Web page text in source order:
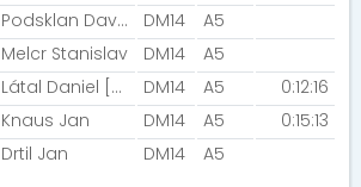
Podsklan David DM14
A5
Melcr Stanislav DM14
A5
Látal Daniel [SDH Krasice] DM14 A5
0:12:16
Knaus Jan DM14 A5
0:15:13
Drtil Jan DM14 A5